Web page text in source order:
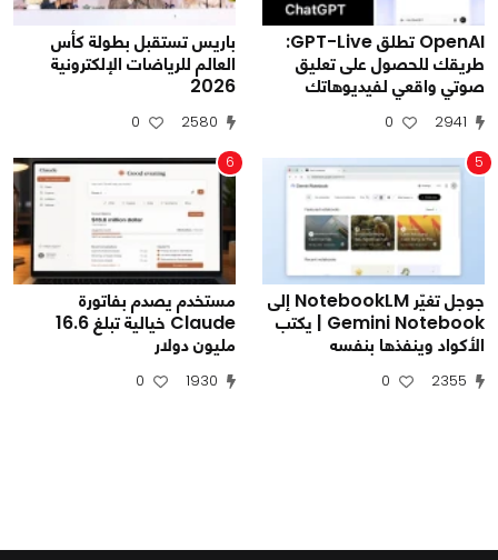
OpenAI تطلق GPT-Live:
طريقك للحصول على تعليق
صوتي واقعي لفيديوهاتك
2941
0
باريس تستقبل بطولة كأس
العالم للرياضات الإلكترونية
2026
2580
0
5
جوجل تغيّر NotebookLM إلى
Gemini Notebook | يكتب
الأكواد وينفذها بنفسه
2355
0
6
مستخدم يصدم بفاتورة
Claude خيالية تبلغ 16.6
مليون دولار
1930
0